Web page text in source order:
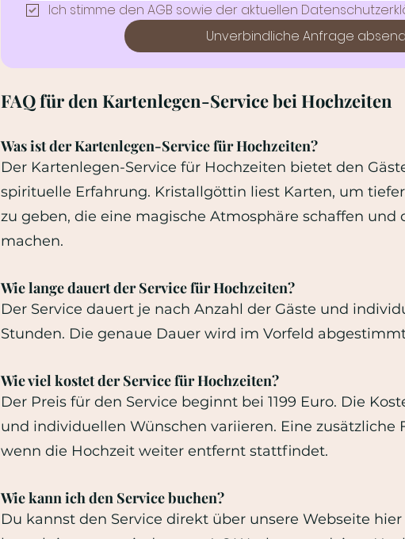
Ich stimme den AGB sowie der aktuellen
Unverbindliche Anfrage
FAQ für den Kartenlegen-Service bei Hochzeiten
Was ist der Kartenlegen-Service für Hochzeiten?
Der Kartenlegen-Service für Hochzeiten bietet den
spirituelle Erfahrung. Kristallgöttin liest Karten, um
zu geben, die eine magische Atmosphäre schaffen und
machen.
Wie lange dauert der Service für Hochzeiten?
Der Service dauert je nach Anzahl der Gäste und
Stunden. Die genaue Dauer wird im Vorfeld
Wie viel kostet der Service für Hochzeiten?
Der Preis für den Service beginnt bei 1199 Euro. Die
und individuellen Wünschen variieren. Eine zusätzliche
wenn die Hochzeit weiter entfernt stattfindet.
Wie kann ich den Service buchen?
Du kannst den Service direkt über unsere Webseite